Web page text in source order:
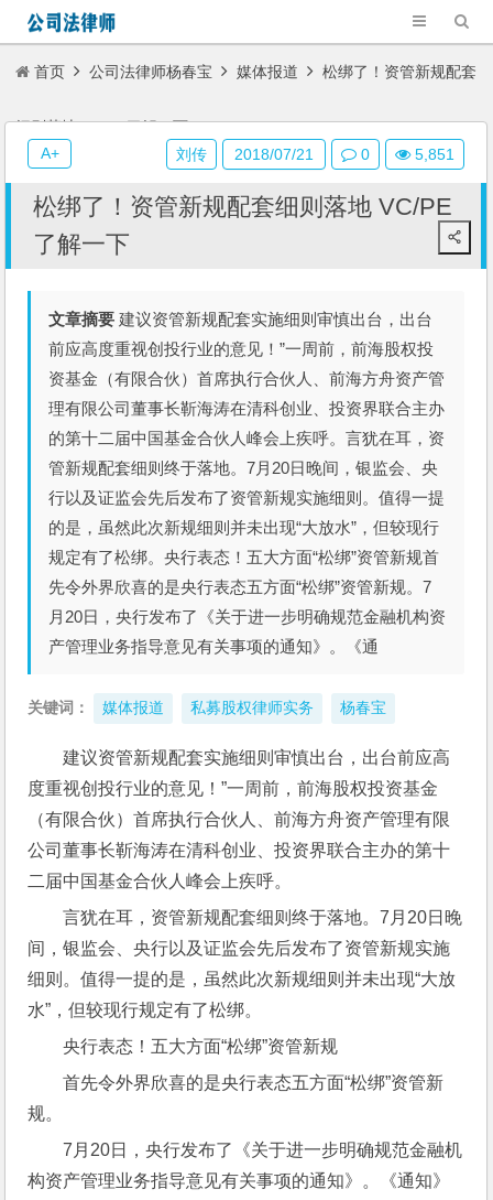
首页 公司法律师杨春宝 媒体报道 松绑了！资管新规配套
细则落地 VC/PE了解一下
松绑了！资管新规配套细则落地 VC/PE
了解一下
文章摘要 建议资管新规配套实施细则审慎出台，出台
前应高度重视创投行业的意见！”一周前，前海股权投
资基金（有限合伙）首席执行合伙人、前海方舟资产管
理有限公司董事长靳海涛在清科创业、投资界联合主办
的第十二届中国基金合伙人峰会上疾呼。言犹在耳，资
管新规配套细则终于落地。7月20日晚间，银监会、央
行以及证监会先后发布了资管新规实施细则。值得一提
的是，虽然此次新规细则并未出现“大放水”，但较现行
规定有了松绑。央行表态！五大方面“松绑”资管新规首
先令外界欣喜的是央行表态五方面“松绑”资管新规。7
月20日，央行发布了《关于进一步明确规范金融机构资
产管理业务指导意见有关事项的通知》。《通
关键词： 媒体报道 私募股权律师实务 杨春宝
建议资管新规配套实施细则审慎出台，出台前应高
度重视创投行业的意见！”一周前，前海股权投资基金
（有限合伙）首席执行合伙人、前海方舟资产管理有限
公司董事长靳海涛在清科创业、投资界联合主办的第十
二届中国基金合伙人峰会上疾呼。
言犹在耳，资管新规配套细则终于落地。7月20日晚
间，银监会、央行以及证监会先后发布了资管新规实施
细则。值得一提的是，虽然此次新规细则并未出现“大放
水”，但较现行规定有了松绑。
央行表态！五大方面“松绑”资管新规
首先令外界欣喜的是央行表态五方面“松绑”资管新
规。
7月20日，央行发布了《关于进一步明确规范金融机
构资产管理业务指导意见有关事项的通知》。《通知》
刘传 2018/07/21 0 5,851
A+